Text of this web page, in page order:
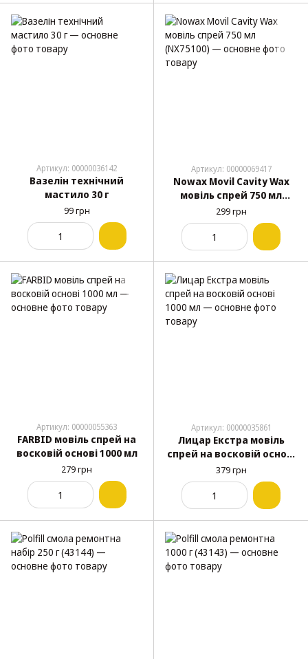
Артикул: 00000036142
Вазелін технічний
мастило 30 г
99 грн
Артикул: 00000069417
Nowax Movil Cavity Wax
мовіль спрей 750 мл
(NX75100)
299 грн
Артикул: 00000055363
FARBID мовіль спрей на
восковій основі 1000 мл
279 грн
Артикул: 00000035861
Лицар Екстра мовіль
спрей на восковій основі
1000 мл
379 грн